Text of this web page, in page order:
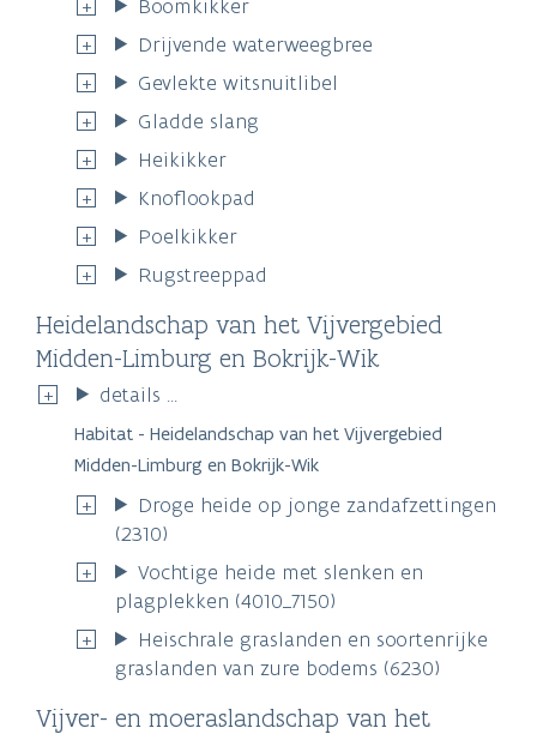
Boomkikker
Drijvende waterweegbree
Gevlekte witsnuitlibel
Gladde slang
Heikikker
Knoflookpad
Poelkikker
Rugstreeppad
Heidelandschap van het Vijvergebied
Midden-Limburg en Bokrijk-Wik
details ...
Habitat - Heidelandschap van het Vijvergebied
Midden-Limburg en Bokrijk-Wik
Droge heide op jonge zandafzettingen
(2310)
Vochtige heide met slenken en
plagplekken (4010_7150)
Heischrale graslanden en soortenrijke
graslanden van zure bodems (6230)
Vijver- en moeraslandschap van het